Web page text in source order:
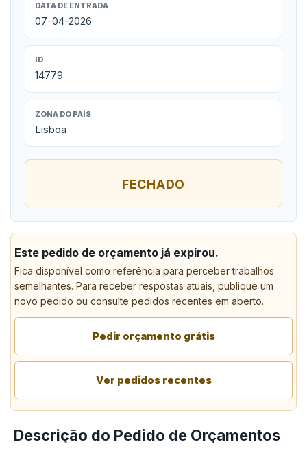
DATA DE ENTRADA
07-04-2026
ID
14779
ZONA DO PAÍS
Lisboa
FECHADO
Este pedido de orçamento já expirou.
Fica disponível como referência para perceber trabalhos
semelhantes. Para receber respostas atuais, publique um
novo pedido ou consulte pedidos recentes em aberto.
Pedir orçamento grátis
Ver pedidos recentes
Descrição do Pedido de Orçamentos